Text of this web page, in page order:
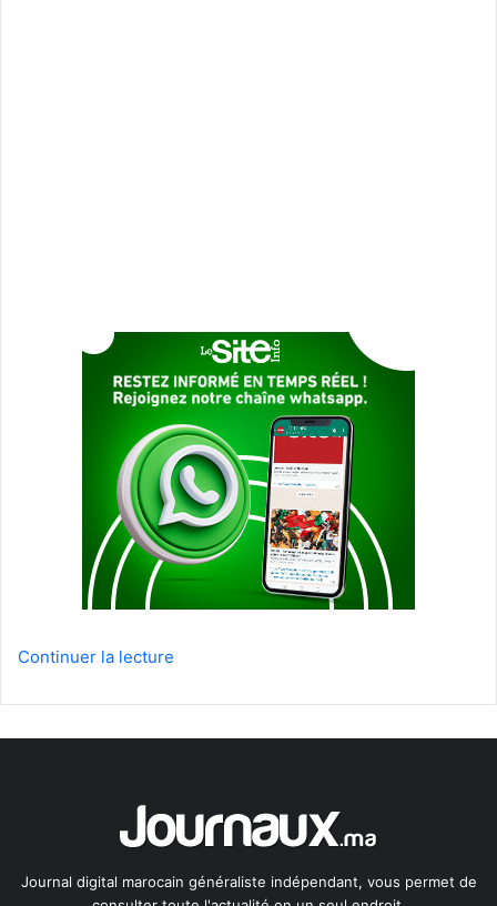
Continuer la lecture
Journal digital marocain généraliste indépendant, vous permet de